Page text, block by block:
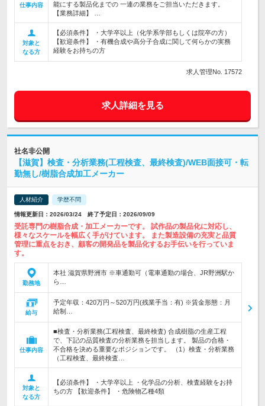
仕事内容
能にする製品化までの 一連の業務をご担当いただきます。
【業務詳細】 …
対象と
なる方
【必須条件】 ・大学卒以上（化学系学部もしくは院卒の方）
【歓迎条件】 ・有機合成や高分子合成に関して何らかの実務
経験をお持ちの方
求人管理No. 17572
求人詳細を見る
社名非公開
【滋賀】検査・分析業務(工程検査、最終検査)/WEB面接可・転
勤無し/樹脂合成加工メーカー
人材紹介 学歴不問
情報更新日：2026/03/24 終了予定日：2026/09/09
受託専門の樹脂合成・加工メーカーです。 試作品の製品化に対応し、
様々なスケールを幅広く手がけています。 また製造設備の充実と品質
管理に重点をおき、顧客の開発品を製品化するお手伝いを行っていま
す。
勤務地
本社 滋賀県野洲市 ※車通勤可（電車通勤の場合、JR野洲駅か
ら…
給与
予定年収：420万円～520万円(残業手当：有) ※賃金形態：月
給制…
仕事内容
■検査・分析業務(工程検査、最終検査) 合成樹脂の生産工程
で、下記の品質検査の分析業務を担当します。 製品の合格・
不合格を決める重要なポジションです。 （1）検査・分析業務
（工程検査、最終検査…
対象と
なる方
【必須条件】 ・大学卒以上 ・化学品の分析、検査経験をお持
ちの方 【歓迎条件】 ・危険物乙種4類